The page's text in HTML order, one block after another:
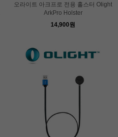
오라이트 아크프로 전용 홀스터 Olight
ArkPro Holster
14,900원